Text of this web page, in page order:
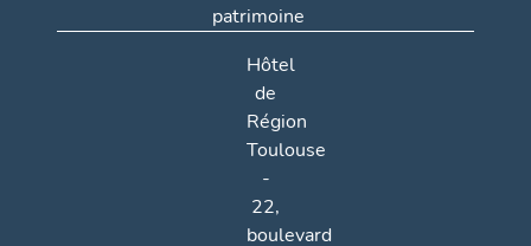
patrimoine
Hôtel
de
Région
Toulouse
-
22,
boulevard